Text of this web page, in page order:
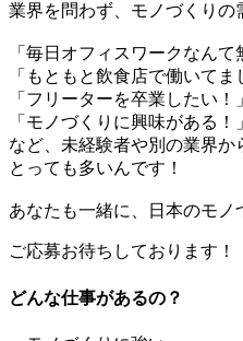
業界を問わず、モノづくりの
「毎日オフィスワークなんて
「もともと飲食店で働いてま
「フリーターを卒業したい！」
「モノづくりに興味がある！」
など、未経験者や別の業界か
とっても多いんです！
あなたも一緒に、日本のモノ
ご応募お待ちしております！
どんな仕事があるの？